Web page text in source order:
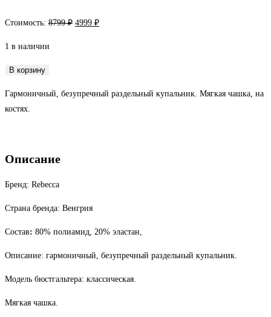
Стоимость: 8799₽ Первоначальная
4999 ₽Текущая
1 в наличии
Количество
Купальник
В корзину
Гармоничный, безупречный раздельный купальник. Мягкая чашка, на
костях.
Описание
Бренд: Rebecca
Страна бренда: Венгрия
Состав: 80% полиамид, 20% эластан,
Описание: гармоничный, безупречный раздельный купальник.
Модель бюстгальтера: классическая.
Мягкая чашка.